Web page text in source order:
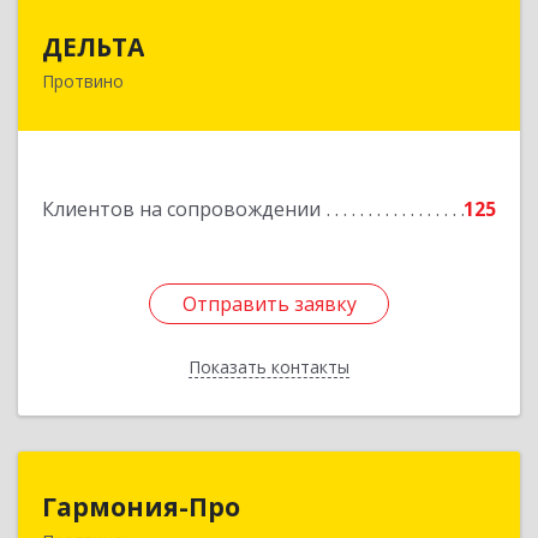
ДЕЛЬТА
Протвино
Клиентов на сопровождении 125
Отправить заявку
Показать контакты
Отправить заявку
Назад
Гармония-Про